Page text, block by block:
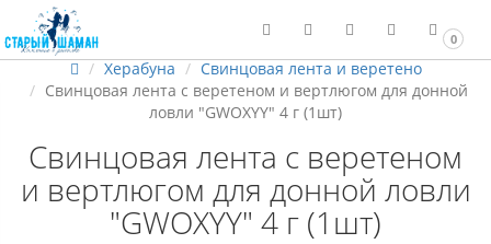
0
Херабуна
Свинцовая лента и веретено
Свинцовая лента с веретеном и вертлюгом для донной
ловли "GWOXYY" 4 г (1шт)
Свинцовая лента с веретеном
и вертлюгом для донной ловли
"GWOXYY" 4 г (1шт)